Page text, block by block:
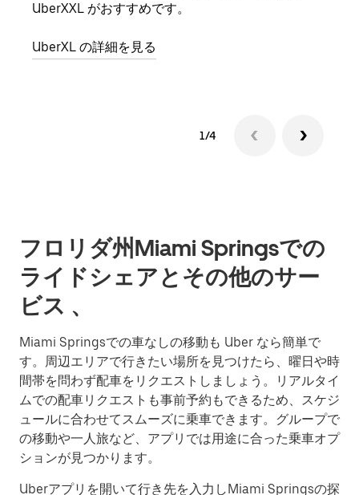
UberXXL がおすすめです。
UberXL の詳細を見る
1/4
フロリダ州Miami Springsでの
ライドシェアとその他のサー
ビス 、
Miami Springsでの車なしの移動も Uber なら簡単で
す。周辺エリアで行きたい場所を見つけたら、曜日や時
間帯を問わず配車をリクエストしましょう。リアルタイ
ムでの配車リクエストも事前予約もできるため、スケジ
ュールに合わせてスムーズに乗車できます。グループで
の移動や一人旅など、アプリでは用途に合った乗車オプ
ションが見つかります。
Uberアプリを開いて行き先を入力しMiami Springsの探